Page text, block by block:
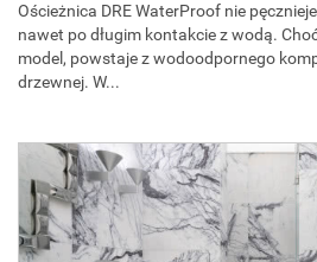
Ościeżnica DRE WaterProof nie
nawet po długim kontakcie z wodą.
model, powstaje z wodoodpornego
drzewnej. W...